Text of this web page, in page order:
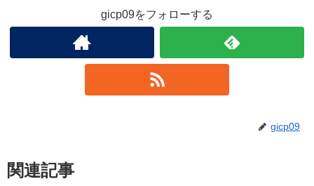
gicp09をフォローする
gicp09
関連記事